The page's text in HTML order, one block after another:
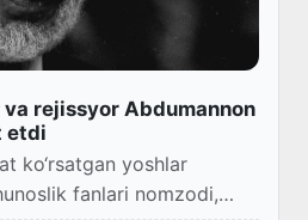
rejissyor Abdumannon
etdi
ko‘rsatgan yoshlar
fanlari nomzodi,